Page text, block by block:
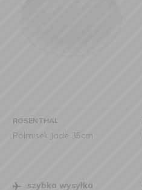
ROSENTHAL
Półmisek Jade 35cm
szybka wysyłka